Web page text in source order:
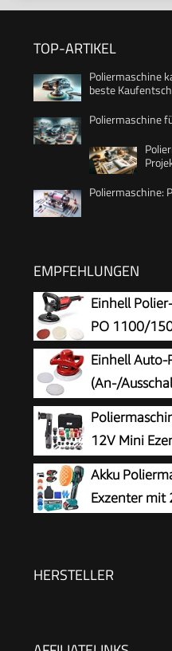
TOP-ARTIKEL
Poliermaschine
beste
Poliermaschine
Poliermaschine:
EMPFEHLUNGEN
Einhell
PO 1100/
Einhell Auto-
(An-/
1
Polierhaube inklusive)
12V Mini
Polierer,
Polierteller/
Polieren von Auto,
Akku
Exzenter mit
Auto poliermaschinen,
HERSTELLER